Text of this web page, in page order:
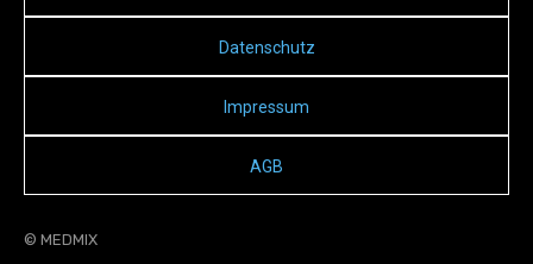
Datenschutz
Impressum
AGB
© MEDMIX